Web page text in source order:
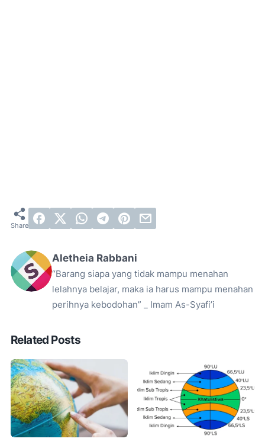
Aletheia Rabbani
“Barang siapa yang tidak mampu menahan
lelahnya belajar, maka ia harus mampu menahan
perihnya kebodohan” _ Imam As-Syafi’i
Related Posts